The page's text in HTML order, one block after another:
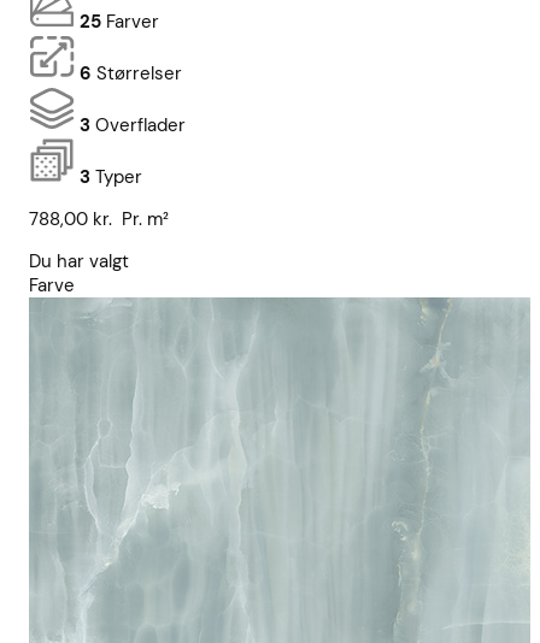
25 Farver
6 Størrelser
3 Overflader
3 Typer
788,00 kr. Pr. m²
Du har valgt
Farve